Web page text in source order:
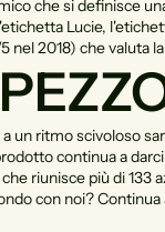
che si definisce
Lucie,
2018) che valuta
ritmo scivoloso
continua a
riunisce più di 133
con noi? Continua